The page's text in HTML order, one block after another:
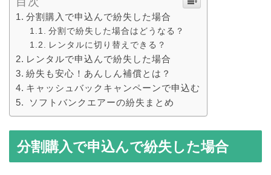
分割購入で申込んで紛失した場合
分割で紛失した場合はどうなる？
レンタルに切り替えできる？
レンタルで申込んで紛失した場合
紛失も安心！あんしん補償とは？
キャッシュバックキャンペーンで申込む
ソフトバンクエアーの紛失まとめ
分割購入で申込んで紛失した場合